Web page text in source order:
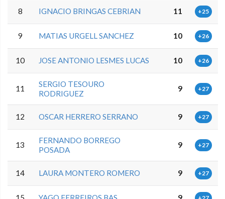
8 IGNACIO BRINGAS CEBRIAN 11 +25
9 MATIAS URGELL SANCHEZ 10 +26
10 JOSE ANTONIO LESMES LUCAS 10 +26
11
SERGIO TESOURO
RODRIGUEZ
9 +27
12 OSCAR HERRERO SERRANO 9 +27
13
FERNANDO BORREGO
POSADA
9 +27
14 LAURA MONTERO ROMERO 9 +27